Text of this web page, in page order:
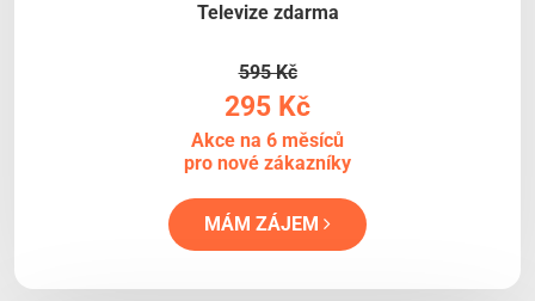
Televize zdarma
595 Kč
295 Kč
Akce na 6 měsíců
pro nové zákazníky
MÁM ZÁJEM